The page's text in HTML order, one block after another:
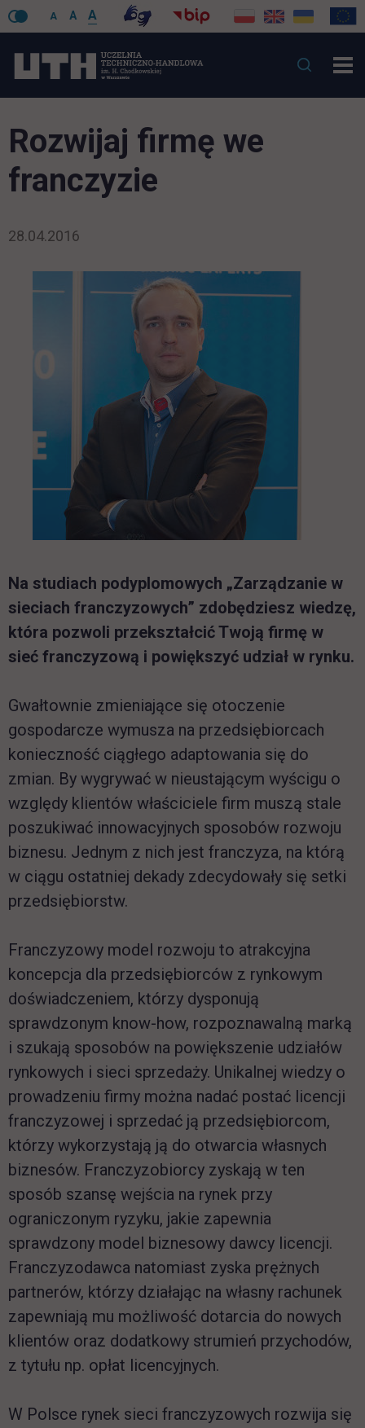
A A A
Rozwijaj firmę we
franczyzie
28.04.2016
Na studiach podyplomowych „Zarządzanie w
sieciach franczyzowych” zdobędziesz wiedzę,
która pozwoli przekształcić Twoją firmę w
sieć franczyzową i powiększyć udział w rynku.
Gwałtownie zmieniające się otoczenie
gospodarcze wymusza na przedsiębiorcach
konieczność ciągłego adaptowania się do
zmian. By wygrywać w nieustającym wyścigu o
względy klientów właściciele firm muszą stale
poszukiwać innowacyjnych sposobów rozwoju
biznesu. Jednym z nich jest franczyza, na którą
w ciągu ostatniej dekady zdecydowały się setki
przedsiębiorstw.
Franczyzowy model rozwoju to atrakcyjna
koncepcja dla przedsiębiorców z rynkowym
doświadczeniem, którzy dysponują
sprawdzonym know-how, rozpoznawalną marką
i szukają sposobów na powiększenie udziałów
rynkowych i sieci sprzedaży. Unikalnej wiedzy o
prowadzeniu firmy można nadać postać licencji
franczyzowej i sprzedać ją przedsiębiorcom,
którzy wykorzystają ją do otwarcia własnych
biznesów. Franczyzobiorcy zyskają w ten
sposób szansę wejścia na rynek przy
ograniczonym ryzyku, jakie zapewnia
sprawdzony model biznesowy dawcy licencji.
Franczyzodawca natomiast zyska prężnych
partnerów, którzy działając na własny rachunek
zapewniają mu możliwość dotarcia do nowych
klientów oraz dodatkowy strumień przychodów,
z tytułu np. opłat licencyjnych.
W Polsce rynek sieci franczyzowych rozwija się